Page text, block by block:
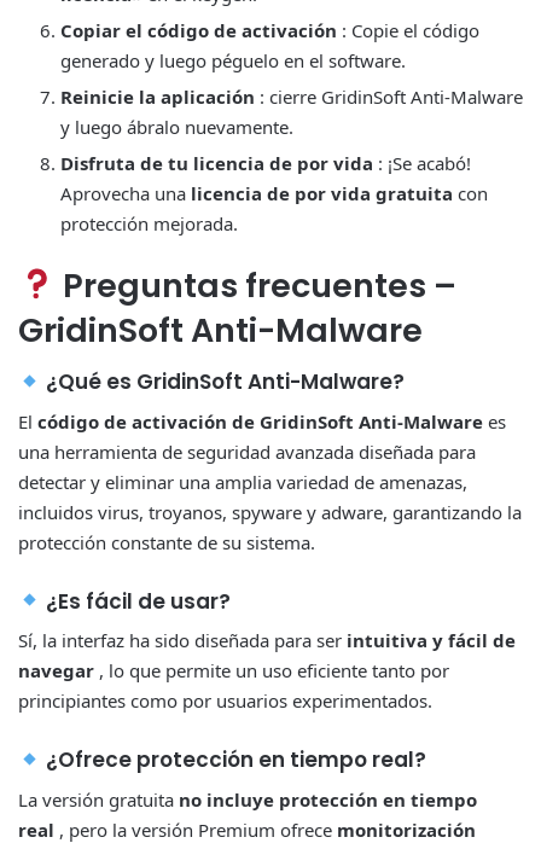
Copiar el código de activación : Copie el código
generado y luego péguelo en el software.
Reinicie la aplicación : cierre GridinSoft Anti-Malware
y luego ábralo nuevamente.
Disfruta de tu licencia de por vida : ¡Se acabó!
Aprovecha una licencia de por vida gratuita con
protección mejorada.
Preguntas frecuentes –
GridinSoft Anti-Malware
¿Qué es GridinSoft Anti-Malware?
El código de activación de GridinSoft Anti-Malware es
una herramienta de seguridad avanzada diseñada para
detectar y eliminar una amplia variedad de amenazas,
incluidos virus, troyanos, spyware y adware, garantizando la
protección constante de su sistema.
¿Es fácil de usar?
Sí, la interfaz ha sido diseñada para ser intuitiva y fácil de
navegar , lo que permite un uso eficiente tanto por
principiantes como por usuarios experimentados.
¿Ofrece protección en tiempo real?
La versión gratuita no incluye protección en tiempo
real , pero la versión Premium ofrece monitorización